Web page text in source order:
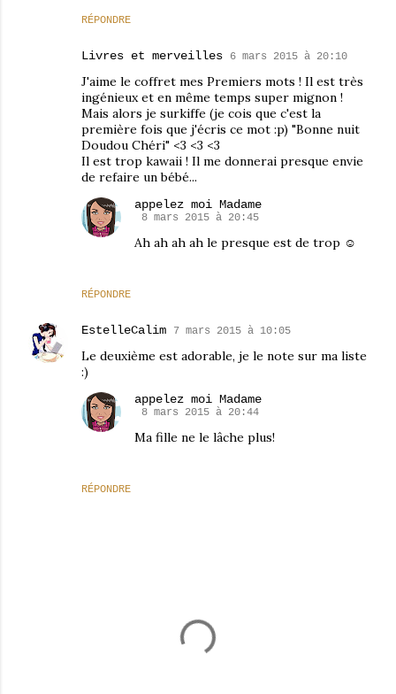
RÉPONDRE
Livres et merveilles 6 mars 2015 à 20:10
J'aime le coffret mes Premiers mots ! Il est très
ingénieux et en même temps super mignon !
Mais alors je surkiffe (je cois que c'est la
première fois que j'écris ce mot :p) "Bonne nuit
Doudou Chéri" <3 <3 <3
Il est trop kawaii ! Il me donnerai presque envie
de refaire un bébé...
RÉPONDRE
appelez moi Madame
8 mars 2015 à 20:45
Ah ah ah ah le presque est de trop ☺
EstelleCalim 7 mars 2015 à 10:05
Le deuxième est adorable, je le note sur ma liste
:)
RÉPONDRE
appelez moi Madame
8 mars 2015 à 20:44
Ma fille ne le lâche plus!